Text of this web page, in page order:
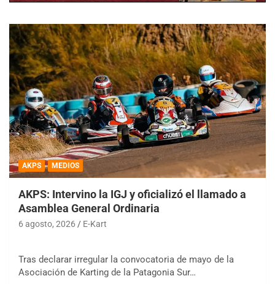
AKPS MEDIOS
AKPS: Intervino la IGJ y oficializó el llamado a
Asamblea General Ordinaria
6 agosto, 2026 E-Kart
Tras declarar irregular la convocatoria de mayo de la
Asociación de Karting de la Patagonia Sur…